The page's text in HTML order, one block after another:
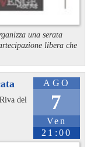
una serata
libera che
AGO
7
Ven
21:00
del